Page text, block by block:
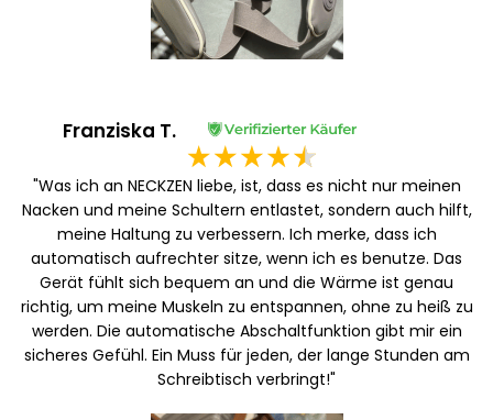
Franziska T.
"Was ich an NECKZEN liebe, ist, dass es nicht nur meinen
Nacken und meine Schultern entlastet, sondern auch hilft,
meine Haltung zu verbessern. Ich merke, dass ich
automatisch aufrechter sitze, wenn ich es benutze. Das
Gerät fühlt sich bequem an und die Wärme ist genau
richtig, um meine Muskeln zu entspannen, ohne zu heiß zu
werden. Die automatische Abschaltfunktion gibt mir ein
sicheres Gefühl. Ein Muss für jeden, der lange Stunden am
Schreibtisch verbringt!"